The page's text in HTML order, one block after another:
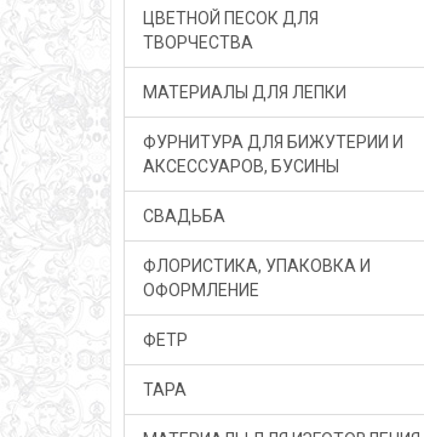
ЦВЕТНОЙ ПЕСОК ДЛЯ
ТВОРЧЕСТВА
МАТЕРИАЛЫ ДЛЯ ЛЕПКИ
ФУРНИТУРА ДЛЯ БИЖУТЕРИИ И
АКСЕССУАРОВ, БУСИНЫ
СВАДЬБА
ФЛОРИСТИКА, УПАКОВКА И
ОФОРМЛЕНИЕ
ФЕТР
ТАРА